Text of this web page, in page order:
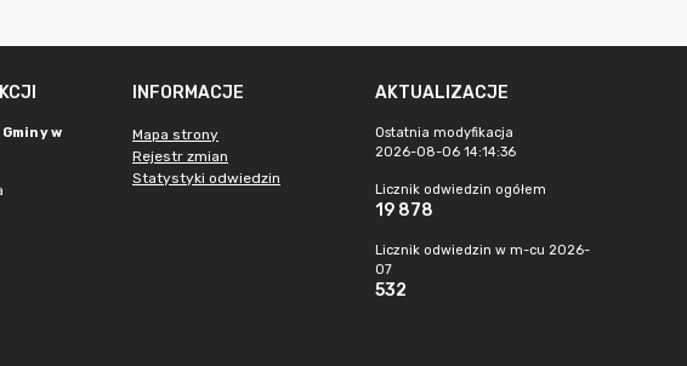
w
INFORMACJE
Mapa strony
Rejestr zmian
Statystyki odwiedzin
AKTUALIZACJE
Ostatnia modyfikacja
2026-08-06 14:14:36
Licznik odwiedzin ogółem
19 878
Licznik odwiedzin w m-cu 2026-
07
532